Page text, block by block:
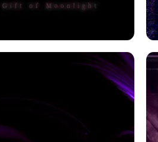
ットスケープ 月 紫の